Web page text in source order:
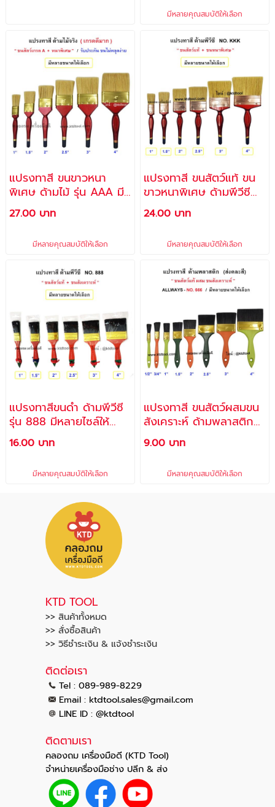
NO.999 - ALLWAYS
มีหลายคุณสมบัติให้เลือก
แปรงทาสี ขนขาวหนา
พิเศษ ด้ามไม้ รุ่น AAA มี
หลายไซล์ให้เลือก -
ALLWAYS
27.00 บาท
มีหลายคุณสมบัติให้เลือก
แปรงทาสี ขนสัตว์แท้ ขน
ขาวหนาพิเศษ ด้ามพีวีซี
รุ่น KKK มีให้เลือกหลาย
ขนาด - CHAMPION
24.00 บาท
มีหลายคุณสมบัติให้เลือก
แปรงทาสีขนดำ ด้ามพีวีซี
รุ่น 888 มีหลายไซล์ให้
เลือก - ALLWAYS
16.00 บาท
มีหลายคุณสมบัติให้เลือก
แปรงทาสี ขนสัตว์ผสมขน
สังเคราะห์ ด้ามพลาสติก
NO. 666 มีให้เลือกหลาย
ขนาด - ALLWAYS
9.00 บาท
มีหลายคุณสมบัติให้เลือก
KTD TOOL
>> สินค้าทั้งหมด
>> สั่งซื้อสินค้า
>> วิธีชำระเงิน & แจ้งชำระเงิน
ติดต่อเรา
Tel : 089-989-8229
Email : ktdtool.sales@gmail.com
LINE ID : @ktdtool
ติดตามเรา
คลองถม เครื่องมือดี (KTD Tool)
จำหน่ายเครื่องมือช่าง ปลีก & ส่ง